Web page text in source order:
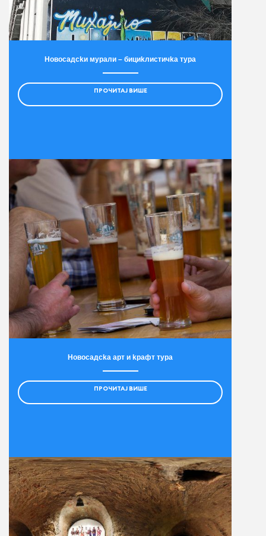
Новосадсkи мурали – бициkлистичkа тура
ПРОЧИТАЈ ВИШЕ
Новосадсkа арт и kрафт тура
ПРОЧИТАЈ ВИШЕ